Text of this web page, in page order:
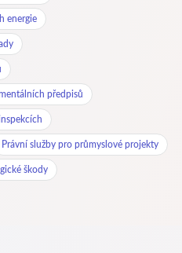
energie
předpisů
Právní služby pro průmyslové projekty
škody